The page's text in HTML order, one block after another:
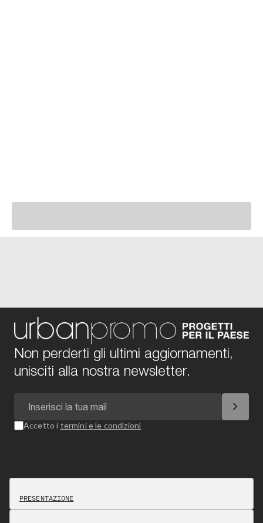
Non perderti gli ultimi aggiornamenti,
unisciti alla nostra newsletter.
chevron_right
Accetto i termini e le condizioni
PRESENTAZIONE